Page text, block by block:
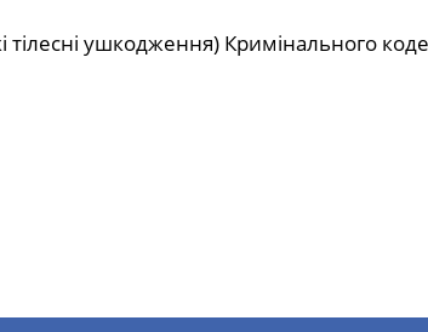
ушкодження) Кримінального